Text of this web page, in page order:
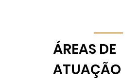
​ÁREAS DE
ATUAÇÃO